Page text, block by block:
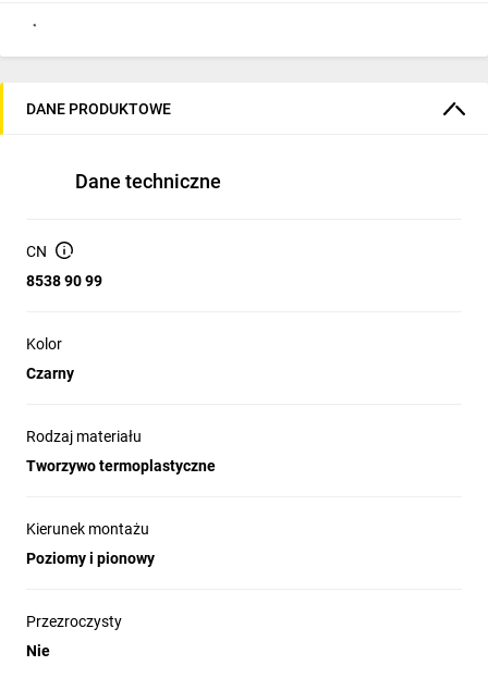
DANE PRODUKTOWE
Dane techniczne
CN
8538 90 99
Kolor
Czarny
Rodzaj materiału
Tworzywo termoplastyczne
Kierunek montażu
Poziomy i pionowy
Przezroczysty
Nie